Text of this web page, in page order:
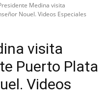
Medina visita
Nouel. Videos Especiales
visita
Puerto Plata
Videos